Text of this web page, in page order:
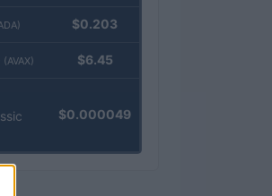
$0.203
(AVAX) $6.45
$0.000049